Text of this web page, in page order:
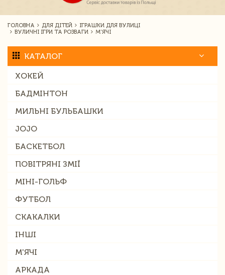
ГОЛОВНА ДЛЯ ДІТЕЙ
ІГРАШКИ ДЛЯ ВУЛИЦІ
ВУЛИЧНІ ІГРИ ТА РОЗВАГИ
М'ЯЧІ
КАТАЛОГ
ХОКЕЙ
БАДМІНТОН
МИЛЬНІ БУЛЬБАШКИ
JOJO
БАСКЕТБОЛ
ПОВІТРЯНІ ЗМІЇ
МІНІ-ГОЛЬФ
ФУТБОЛ
СКАКАЛКИ
ІНШІ
М'ЯЧІ
АРКАДА